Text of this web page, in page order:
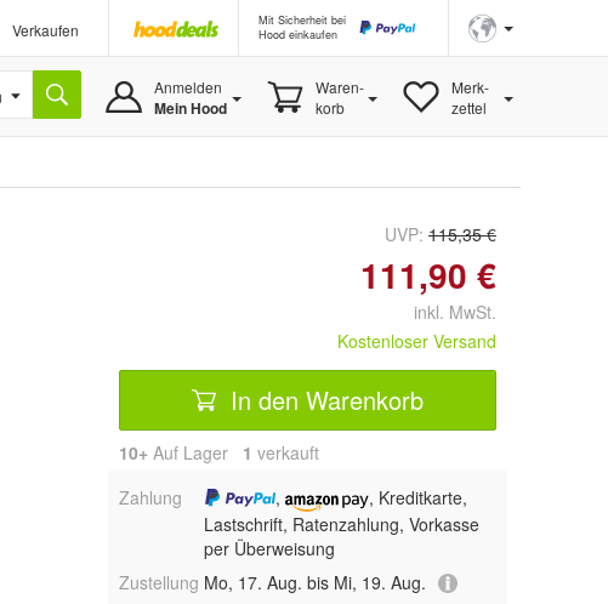
Verkaufen
Mit Sicherheit bei
Hood einkaufen
Anmelden
Mein Hood
Waren-
korb
Merk-
zettel
UVP: 115,35 €
111,90 €
inkl. MwSt.
Kostenloser Versand
In den Warenkorb
10+ Auf Lager 1 verkauft
Zahlung
,
, Kreditkarte,
Lastschrift, Ratenzahlung, Vorkasse
per Überweisung
Zustellung Mo, 17. Aug. bis Mi, 19. Aug.